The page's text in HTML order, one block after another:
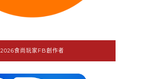
2026食尚玩家FB創作者